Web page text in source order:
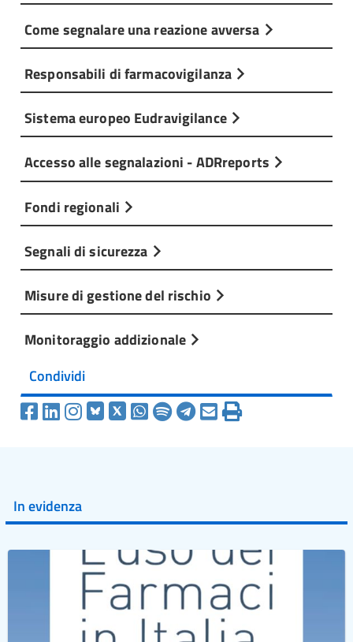
Come segnalare una reazione avversa
Responsabili di farmacovigilanza
Sistema europeo Eudravigilance
Accesso alle segnalazioni - ADRreports
Fondi regionali
Segnali di sicurezza
Misure di gestione del rischio
Monitoraggio addizionale
Condividi
In evidenza